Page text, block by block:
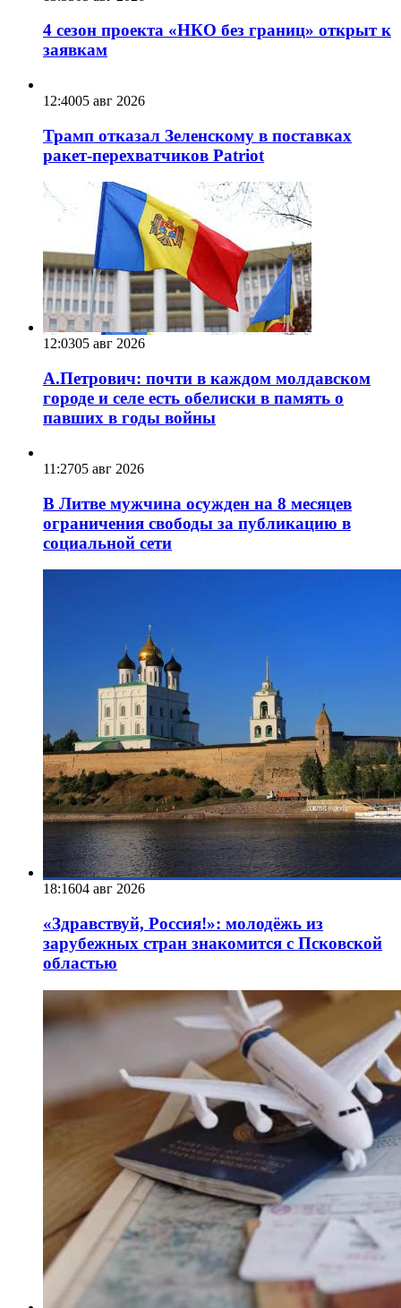
4 сезон проекта «НКО без границ» открыт к
заявкам
12:4005 авг 2026
Трамп отказал Зеленскому в поставках
ракет-перехватчиков Patriot
12:0305 авг 2026
А.Петрович: почти в каждом молдавском
городе и селе есть обелиски в память о
павших в годы войны
11:2705 авг 2026
В Литве мужчина осужден на 8 месяцев
ограничения свободы за публикацию в
социальной сети
18:1604 авг 2026
«Здравствуй, Россия!»: молодёжь из
зарубежных стран знакомится с Псковской
областью